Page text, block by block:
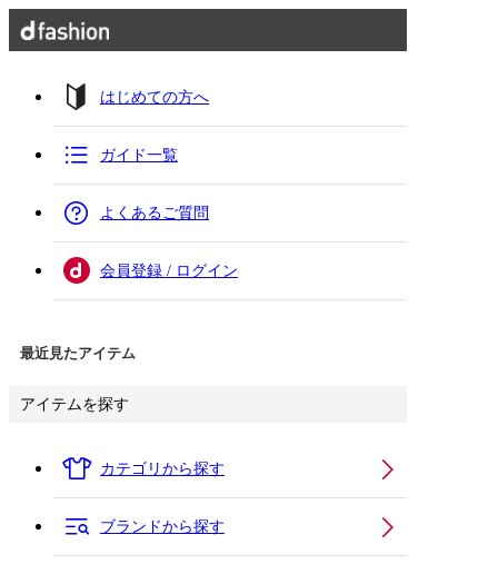
はじめての方へ
ガイド一覧
よくあるご質問
会員登録 / ログイン
最近見たアイテム
アイテムを探す
カテゴリから探す
ブランドから探す